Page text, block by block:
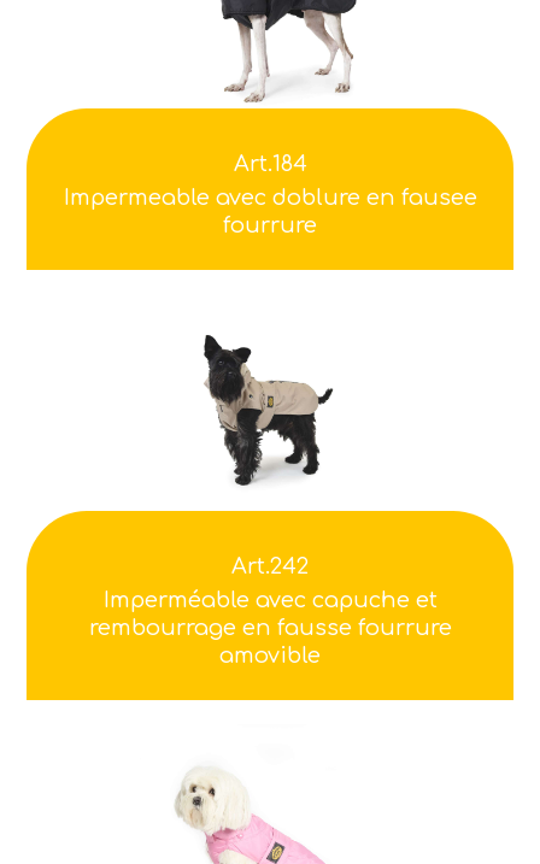
Art.184
Impermeable avec doblure en fausee
fourrure
Art.242
Imperméable avec capuche et
rembourrage en fausse fourrure
amovible